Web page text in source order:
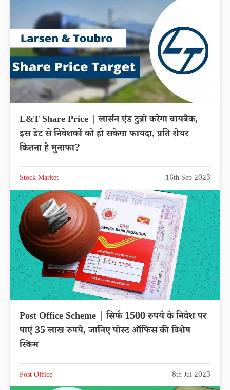
L&T Share Price | लार्सन एंड टुब्रो करेगा बायबैक,
इस डेट से निवेशकों को हो सकेगा फायदा, प्रति शेयर
कितना है मुनाफा?
Stock Market 16th Sep 2023
Post Office Scheme | सिर्फ 1500 रुपये के निवेश पर
पाएं 35 लाख रुपये, जानिए पोस्ट ऑफिस की विशेष
स्किम
Post Office 8th Jul 2023